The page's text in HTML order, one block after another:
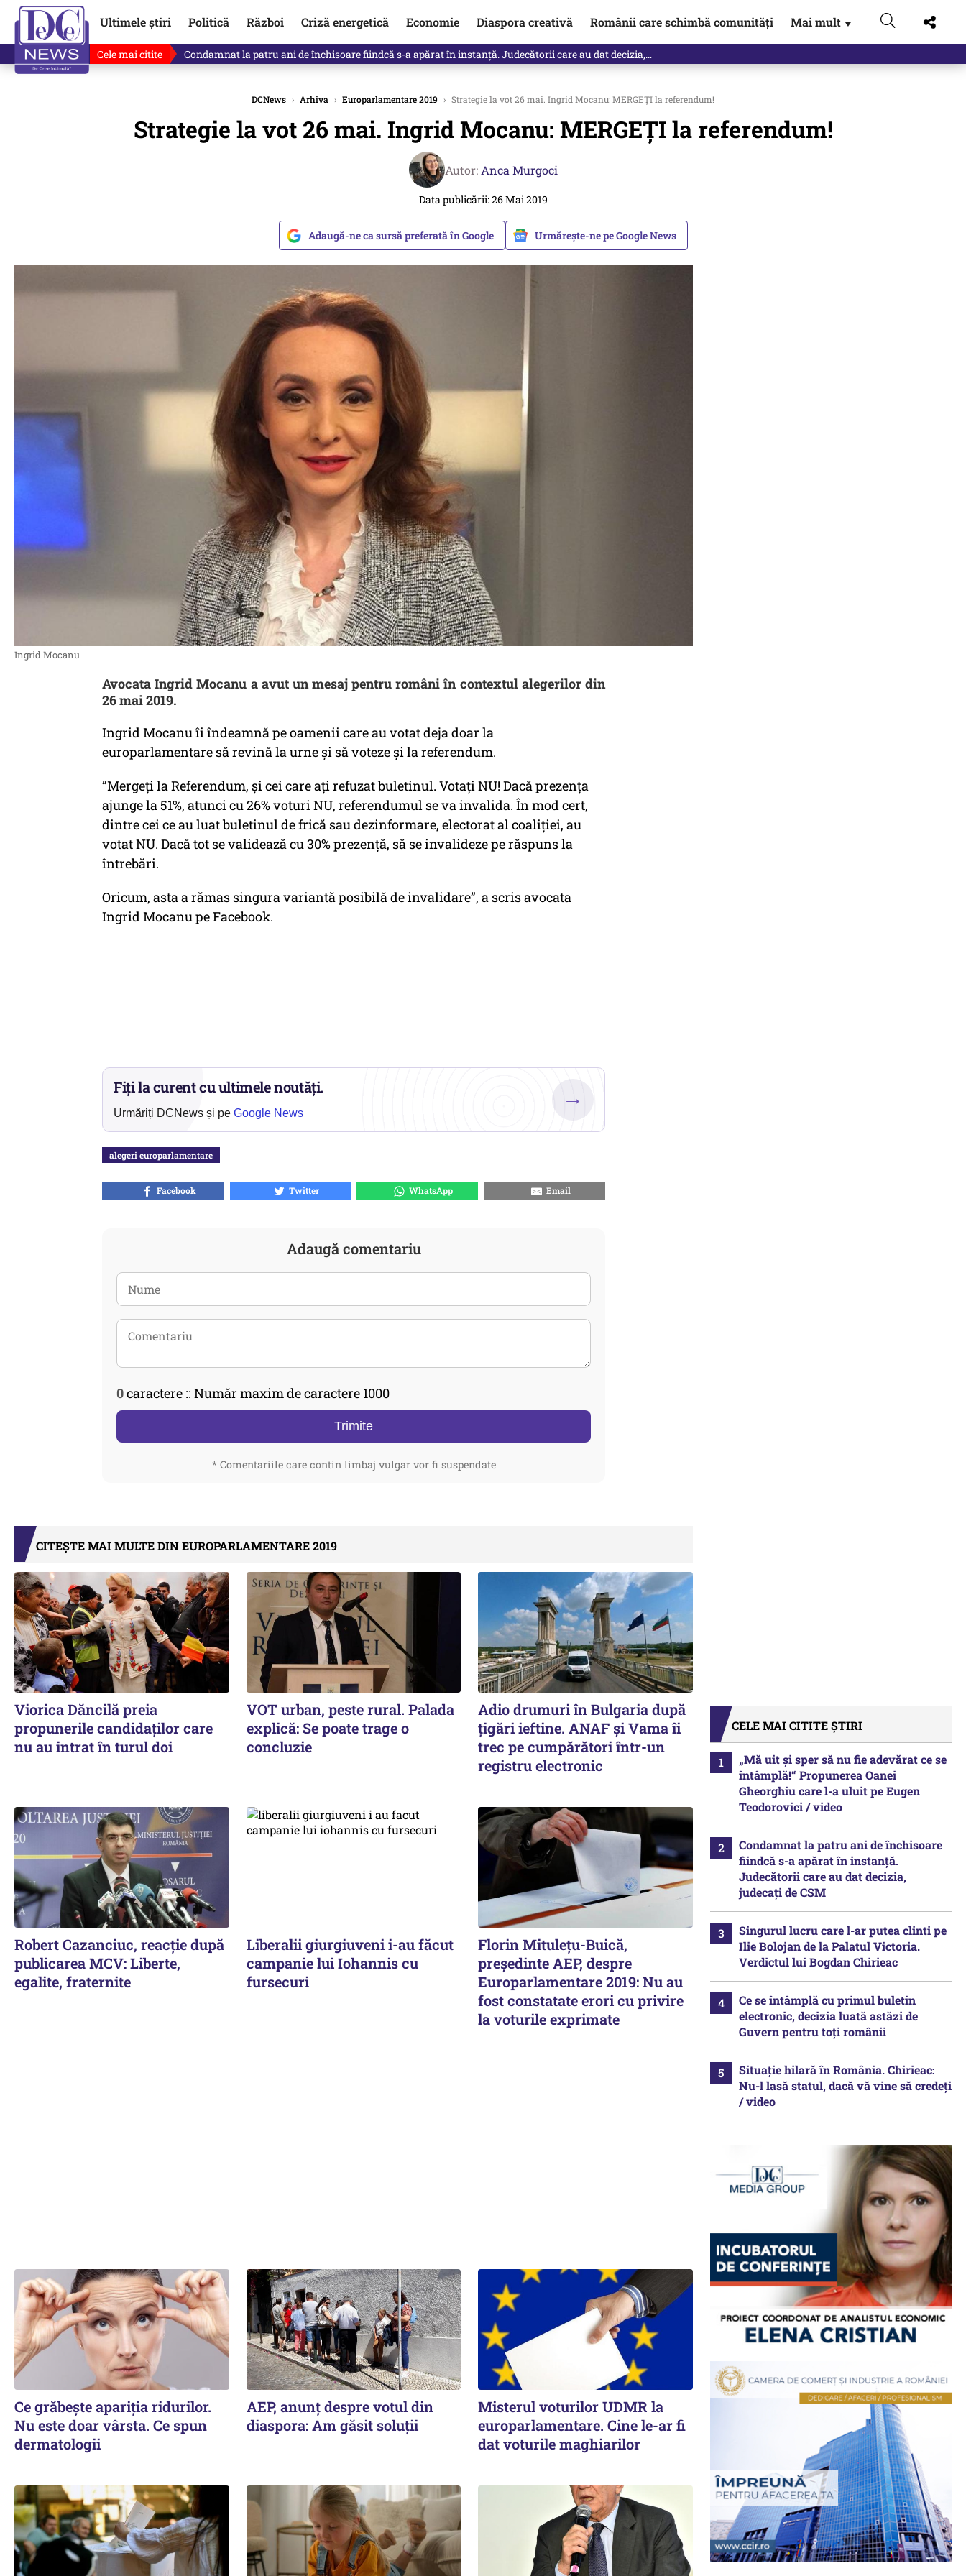
Ultimele știri Politică Război Criză energetică Economie Diaspora creativă Românii care schimbă comunități Mai mult ▼
Cele mai citite Singurul lucru care l-ar putea clinti pe Ilie Bolojan de la Palatul Victoria. Verdictul lui Bogdan Chirieac
DCNews › Arhiva › Europarlamentare 2019 › Strategie la vot 26 mai. Ingrid Mocanu: MERGEȚI la referendum!
Strategie la vot 26 mai. Ingrid Mocanu: MERGEȚI la referendum!
Autor: Anca Murgoci
Data publicării: 26 Mai 2019
Adaugă-ne ca sursă preferată în Google Urmărește-ne pe Google News
Ingrid Mocanu
Avocata Ingrid Mocanu a avut un mesaj pentru români în contextul alegerilor din
26 mai 2019.
Ingrid Mocanu îi îndeamnă pe oamenii care au votat deja doar la
europarlamentare să revină la urne și să voteze și la referendum.
”Mergeți la Referendum, și cei care ați refuzat buletinul. Votați NU! Dacă prezența
ajunge la 51%, atunci cu 26% voturi NU, referendumul se va invalida. În mod cert,
dintre cei ce au luat buletinul de frică sau dezinformare, electorat al coaliției, au
votat NU. Dacă tot se validează cu 30% prezență, să se invalideze pe răspuns la
întrebări.
Oricum, asta a rămas singura variantă posibilă de invalidare”, a scris avocata
Ingrid Mocanu pe Facebook.
Fiți la curent cu ultimele noutăți.
Urmăriți DCNews și pe Google News
→
alegeri europarlamentare
Facebook Twitter WhatsApp Email
Adaugă comentariu
0caractere :: Număr maxim de caractere 1000
Trimite
* Comentariile care contin limbaj vulgar vor fi suspendate
CITEȘTE MAI MULTE DIN EUROPARLAMENTARE 2019
Viorica Dăncilă preia
propunerile candidaților care
nu au intrat în turul doi
VOT urban, peste rural. Palada
explică: Se poate trage o
concluzie
Adio drumuri în Bulgaria după
țigări ieftine. ANAF și Vama îi
trec pe cumpărători într-un
registru electronic
Robert Cazanciuc, reacţie după
publicarea MCV: Liberte,
egalite, fraternite
Liberalii giurgiuveni i-au făcut
campanie lui Iohannis cu
fursecuri
Florin Mituleţu-Buică,
preşedinte AEP, despre
Europarlamentare 2019: Nu au
fost constatate erori cu privire
la voturile exprimate
Ce grăbește apariția ridurilor.
Nu este doar vârsta. Ce spun
dermatologii
AEP, anunţ despre votul din
diaspora: Am găsit soluţii
Misterul voturilor UDMR la
europarlamentare. Cine le-ar fi
dat voturile maghiarilor
CELE MAI CITITE ȘTIRI
„Mă uit și sper să nu fie adevărat ce se
întâmplă!“ Propunerea Oanei
Gheorghiu care l-a uluit pe Eugen
Teodorovici / video
Condamnat la patru ani de închisoare
fiindcă s-a apărat în instanță.
Judecătorii care au dat decizia,
judecați de CSM
Singurul lucru care l-ar putea clinti pe
Ilie Bolojan de la Palatul Victoria.
Verdictul lui Bogdan Chirieac
Ce se întâmplă cu primul buletin
electronic, decizia luată astăzi de
Guvern pentru toți românii
Situație hilară în România. Chirieac:
Nu-l lasă statul, dacă vă vine să credeți
/ video